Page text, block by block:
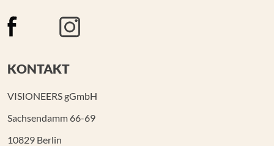
KONTAKT
VISIONEERS gGmbH
Sachsendamm 66-69
10829 Berlin